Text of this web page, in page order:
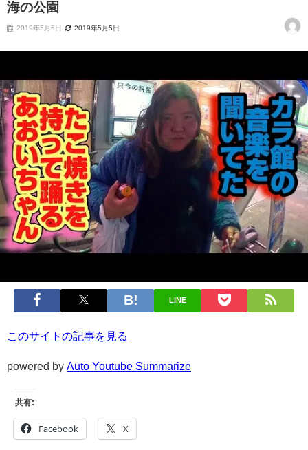
海の公園
2019年5月5日 2019年5月5日
LINE
このサイトの記事を見る
powered by Auto Youtube Summarize
共有:
Facebook X